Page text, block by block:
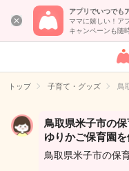
アプリでいつでも
ママに嬉しい！ア
キャンペーンも随
女
イ
トップ 子育て・グッズ 鳥
鳥取県米子市の
ゆりかご保育園
鳥取県米子市の保